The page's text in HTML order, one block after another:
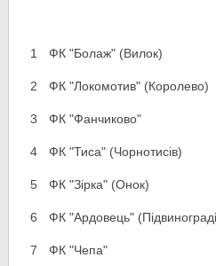
1 ФК "Болаж" (Вилок)
2 ФК "Локомотив" (Королево)
3 ФК "Фанчиково"
4 ФК "Тиса" (Чорнотисів)
5 ФК "Зірка" (Онок)
6 ФК "Ардовець"
7 ФК "Чепа"